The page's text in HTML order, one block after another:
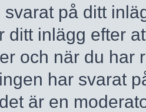
på ditt
ditt inlägg efter
och när du har
har svarat
är en